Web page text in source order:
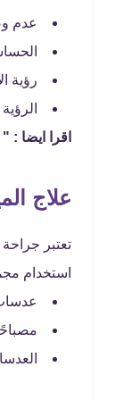
عدم
رؤية
اقرا ايضا : "
علاج
تعتبر
استخدام